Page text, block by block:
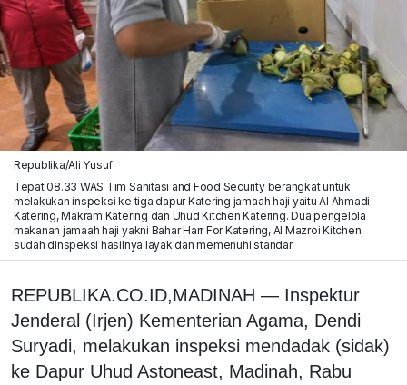
Republika/Ali Yusuf
Tepat 08.33 WAS Tim Sanitasi and Food Security berangkat untuk
melakukan inspeksi ke tiga dapur Katering jamaah haji yaitu Al Ahmadi
Katering, Makram Katering dan Uhud Kitchen Katering. Dua pengelola
makanan jamaah haji yakni Bahar Harr For Katering, Al Mazroi Kitchen
sudah dinspeksi hasilnya layak dan memenuhi standar.
REPUBLIKA.CO.ID,MADINAH — Inspektur
Jenderal (Irjen) Kementerian Agama, Dendi
Suryadi, melakukan inspeksi mendadak (sidak)
ke Dapur Uhud Astoneast, Madinah, Rabu